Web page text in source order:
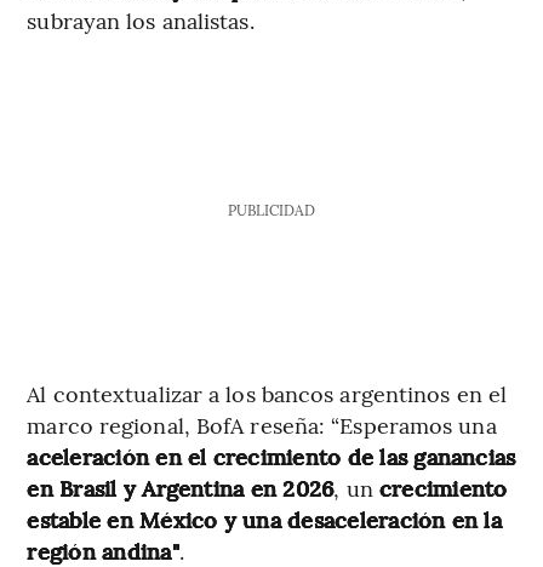
subrayan los analistas.
PUBLICIDAD
Al contextualizar a los bancos argentinos en el
marco regional, BofA reseña: “Esperamos una
aceleración en el crecimiento de las ganancias
en Brasil y Argentina en 2026, un crecimiento
estable en México y una desaceleración en la
región andina".